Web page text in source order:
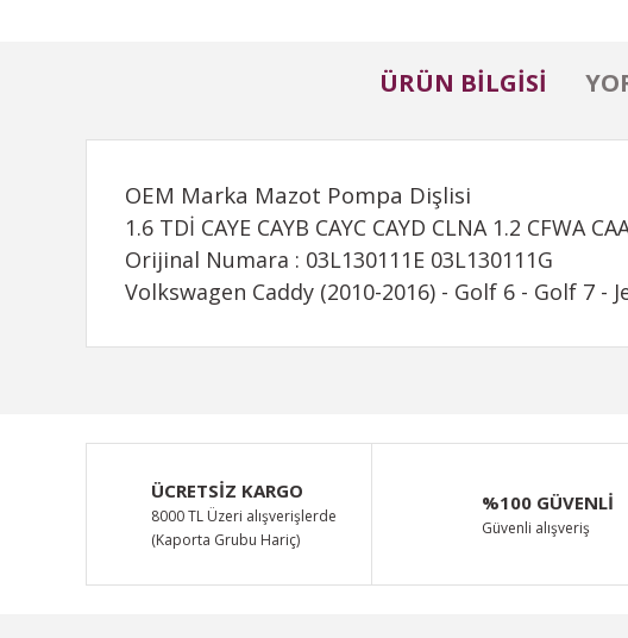
ÜRÜN BILGISI
OEM Marka Mazot Pompa Dişlisi
1.6 TDİ CAYE CAYB CAYC CAYD CLNA 1.2 CFWA
Orijinal Numara : 03L130111E 03L130111G
Volkswagen Caddy (2010-2016) - Golf 6 - Golf 7
Ürün resmi kalitesiz, bozuk veya görüntülenemiyor.
Ürün açıklamasında eksik bilgiler bulunuyor.
Ürün bilgilerinde hatalar bulunuyor.
Ürün fiyatı diğer sitelerden daha pahalı.
ÜCRETSİZ KARGO
8000 TL Üzeri alışverişlerde
(Kaporta Grubu Hariç)
%100 GÜVENLİ
Güvenli alışveriş